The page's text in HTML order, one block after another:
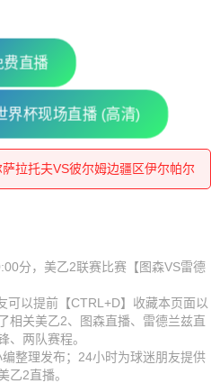
费直播
界杯现场直播 (高清)
普斯科耶海鸥VS伊兹别尔巴什石油
尔塔诺沃VS赤塔足球学校
拉托夫VS彼尔姆边疆区伊尔帕尔
克VS米阿斯鱼雷
特拉罕VS五山城马舒克KMV
达格VSFC果阿
拉托夫VS彼尔姆边疆区伊尔帕尔
特罗吉诺VS弗拉基米尔鱼雷
姆VS利佩茨克冶金工人
分，美乙2联赛比赛【图森VS雷德
以提前【CTRL+D】收藏本页面以
相关美乙2、图森直播、雷德兰兹直
、两队赛程。
整理发布；24小时为球迷朋友提供
乙2直播。